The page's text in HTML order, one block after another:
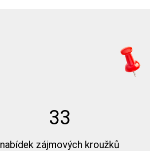
33
nabídek zájmových kroužků